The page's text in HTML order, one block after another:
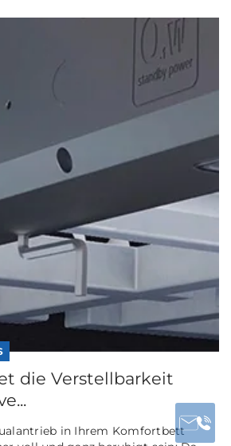
die Verstellbarkeit
in Ihrem Komfortbett